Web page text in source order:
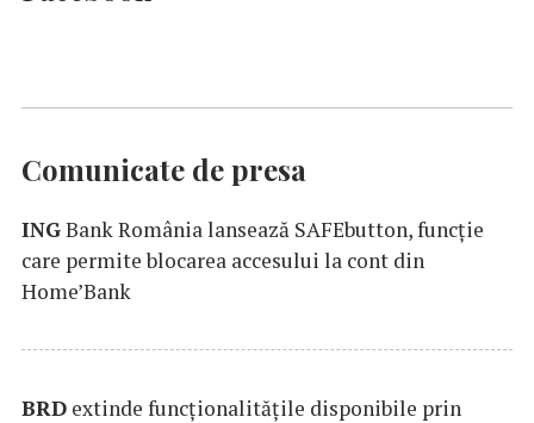
Comunicate de presa
INGBank România lansează SAFEbutton, funcţie
care permite blocarea accesului la cont din
Home’Bank
BRD extinde funcţionalităţile disponibile prin